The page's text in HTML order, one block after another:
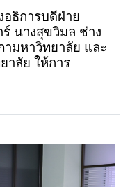
อธิการบดีฝ่าย
ร์ นางสุขวิมล ช่าง
มหาวิทยาลัย และ
าลัย ให้การ